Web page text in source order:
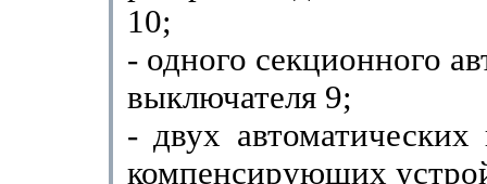
10;
- одного секционного
выключателя 9;
- двух автоматических
компенсирующих